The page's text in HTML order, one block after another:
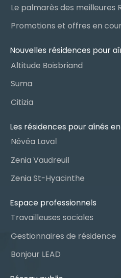
Promotions et offres en
Nouvelles résidences pour
Altitude Boisbriand
Suma
Citizia
Les résidences pour aînés
Névéa Laval
Zenia Vaudreuil
Zenia St-Hyacinthe
Espace professionnels
Travailleuses sociales
Gestionnaires de résidence
Bonjour LEAD